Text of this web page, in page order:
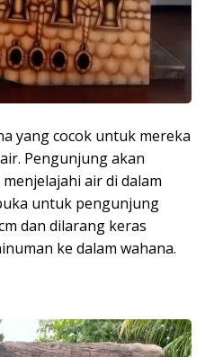
yang cocok untuk mereka
Pengunjung akan
air di dalam
untuk pengunjung
dan dilarang keras
ke dalam wahana.